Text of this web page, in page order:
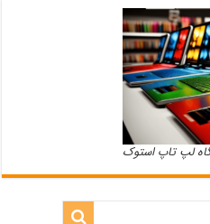
لپ تاپ استوک